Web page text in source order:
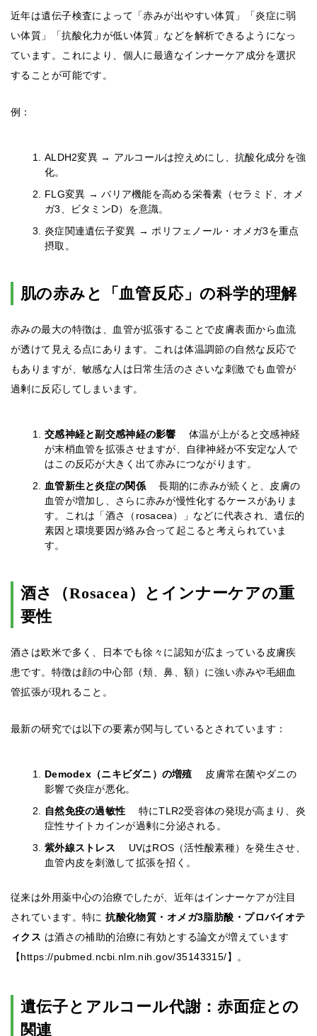
近年は遺伝子検査によって「赤みが出やすい体質」「炎症に弱
い体質」「抗酸化力が低い体質」などを解析できるようになっ
ています。これにより、個人に最適なインナーケア成分を選択
することが可能です。
例：
ALDH2変異 → アルコールは控えめにし、抗酸化成分を強
化。
FLG変異 → バリア機能を高める栄養素（セラミド、オメ
ガ3、ビタミンD）を意識。
炎症関連遺伝子変異 → ポリフェノール・オメガ3を重点
摂取。
肌の赤みと「血管反応」の科学的理解
赤みの最大の特徴は、血管が拡張することで皮膚表面から血流
が透けて見える点にあります。これは体温調節の自然な反応で
もありますが、敏感な人は日常生活のささいな刺激でも血管が
過剰に反応してしまいます。
交感神経と副交感神経の影響
体温が上がると交感神経
が末梢血管を拡張させますが、自律神経が不安定な人で
はこの反応が大きく出て赤みにつながります。
血管新生と炎症の関係
長期的に赤みが続くと、皮膚の
血管が増加し、さらに赤みが慢性化するケースがありま
す。これは「酒さ（rosacea）」などに代表され、遺伝的
素因と環境要因が絡み合って起こると考えられていま
す。
酒さ（Rosacea）とインナーケアの重
要性
酒さは欧米で多く、日本でも徐々に認知が広まっている皮膚疾
患です。特徴は顔の中心部（頬、鼻、額）に強い赤みや毛細血
管拡張が現れること。
最新の研究では以下の要素が関与しているとされています：
Demodex（ニキビダニ）の増殖
皮膚常在菌やダニの
影響で炎症が悪化。
自然免疫の過敏性
特にTLR2受容体の発現が高まり、炎
症性サイトカインが過剰に分泌される。
紫外線ストレス
UVはROS（活性酸素種）を発生させ、
血管内皮を刺激して拡張を招く。
従来は外用薬中心の治療でしたが、近年はインナーケアが注目
されています。特に抗酸化物質・オメガ3脂肪酸・プロバイオテ
ィクス は酒さの補助的治療に有効とする論文が増えています
【https://pubmed.ncbi.nlm.nih.gov/35143315/】。
遺伝子とアルコール代謝：赤面症との
関連